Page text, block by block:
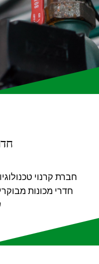
חברת קרנוי
חדרי מכונות